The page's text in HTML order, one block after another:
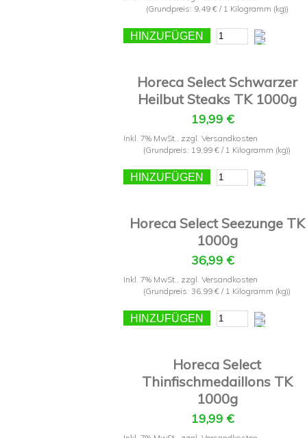
(Grundpreis: 9,49 €/ 1 Kilogramm (kg))
HINZUFÜGEN
Horeca Select Schwarzer
Heilbut Steaks TK 1000g
19,99 €
Inkl. 7% MwSt. zzgl. Versandkosten
(Grundpreis: 19,99 € / 1 Kilogramm (kg))
HINZUFÜGEN
Horeca Select Seezunge TK
1000g
36,99 €
Inkl. 7% MwSt. zzgl. Versandkosten
(Grundpreis: 36,99 € / 1 Kilogramm (kg))
HINZUFÜGEN
Horeca Select
Thinfischmedaillons TK
1000g
19,99 €